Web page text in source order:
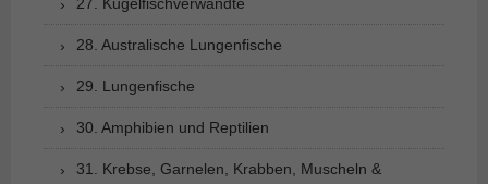
27. Kugelfischverwandte
28. Australische Lungenfische
29. Lungenfische
30. Amphibien und Reptilien
31. Krebse, Garnelen, Krabben, Muscheln &